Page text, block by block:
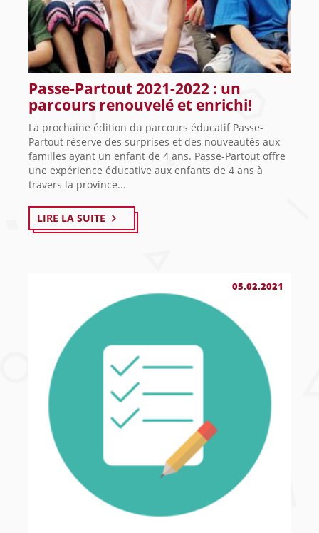
Passe-Partout 2021-2022 : un
parcours renouvelé et enrichi!
La prochaine édition du parcours éducatif Passe-
Partout réserve des surprises et des nouveautés aux
familles ayant un enfant de 4 ans. Passe-Partout offre
une expérience éducative aux enfants de 4 ans à
travers la province...
LIRE LA SUITE
05.02.2021